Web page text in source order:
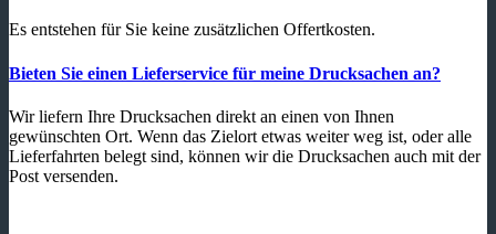
Es entstehen für Sie keine zusätzlichen Offertkosten.
Bieten Sie einen Lieferservice für meine Drucksachen an?
Wir liefern Ihre Drucksachen direkt an einen von Ihnen
gewünschten Ort. Wenn das Zielort etwas weiter weg ist, oder alle
Lieferfahrten belegt sind, können wir die Drucksachen auch mit der
Post versenden.